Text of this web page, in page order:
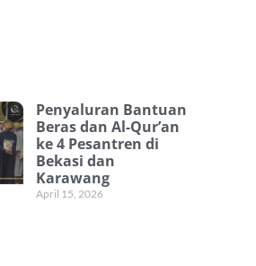
Penyaluran Bantuan
Beras dan Al-Qur’an
ke 4 Pesantren di
Bekasi dan
Karawang
April 15, 2026